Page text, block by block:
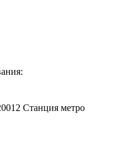
Станция метро